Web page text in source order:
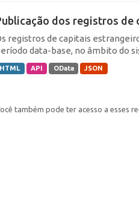
dos registros de
registros de capitais
data-base, no âmbito do
HTML API OData JSON
também pode ter acesso a esses